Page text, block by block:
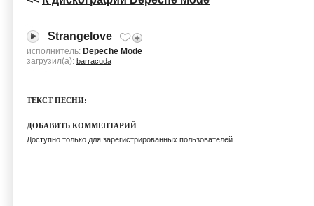
Strangelove
исполнитель: Depeche Mode
загрузил(а): barracuda
ТЕКСТ ПЕСНИ:
ДОБАВИТЬ КОММЕНТАРИЙ
Доступно только для зарегистрированных пользователей